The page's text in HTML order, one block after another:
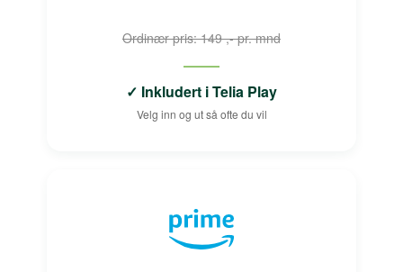
Ordinær pris: 149 ,- pr. mnd
✓ Inkludert i Telia Play
Velg inn og ut så ofte du vil